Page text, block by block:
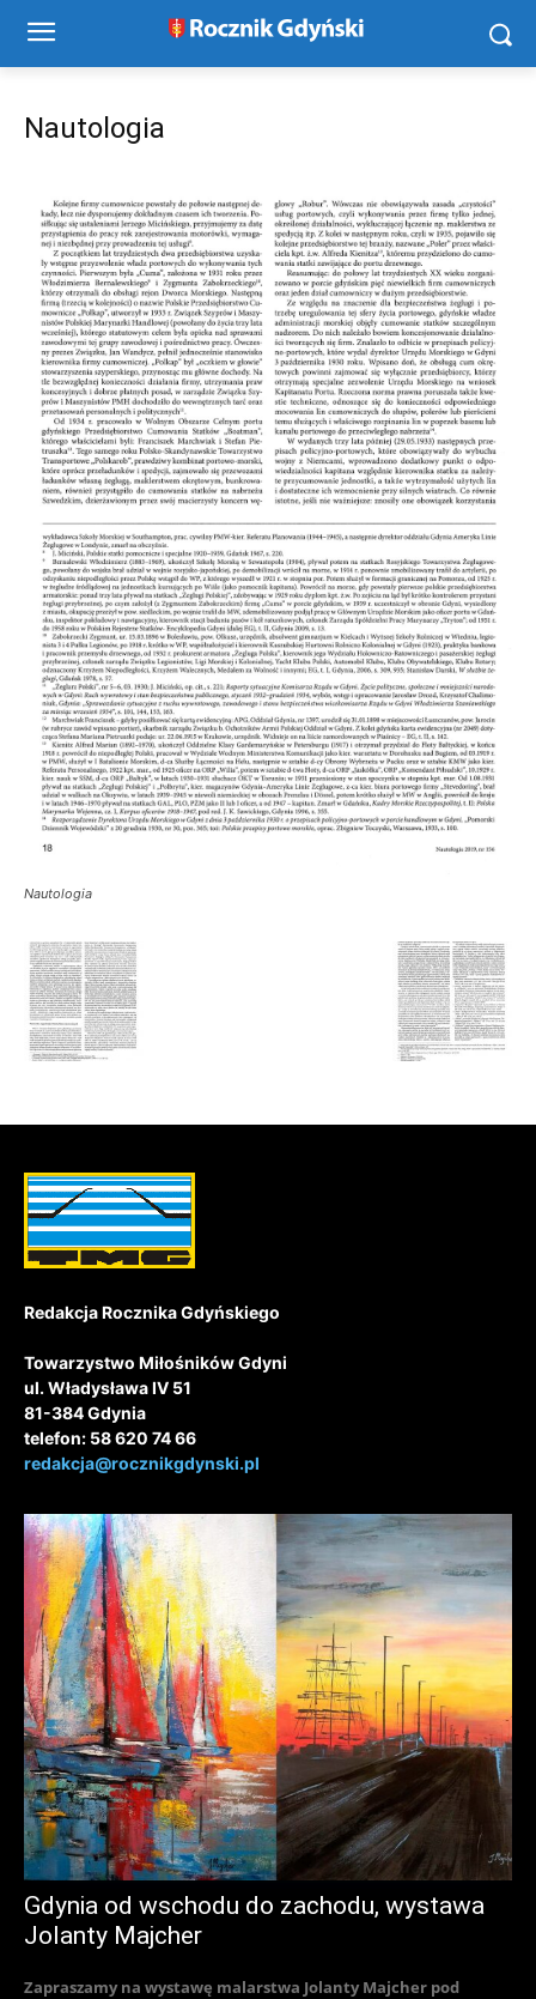
Nautologia
Nautologia
Redakcja Rocznika Gdyńskiego
Towarzystwo Miłośników Gdyni
ul. Władysława IV 51
81-384 Gdynia
telefon: 58 620 74 66
redakcja@rocznikgdynski.pl
Gdynia od wschodu do zachodu, wystawa
Jolanty Majcher
Zapraszamy na wystawę malarstwa Jolanty Majcher pod